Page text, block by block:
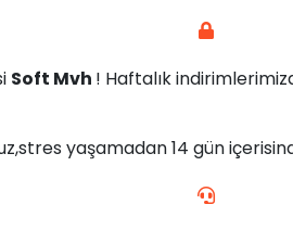
Soft Mvh ! Haftalık
yaşamadan 14 gün